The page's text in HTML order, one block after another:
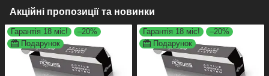
Акційні пропозиції та новинки
Гарантія 18 міс!
–20%
Подарунок
Гарантія 18 міс!
–20%
Подарунок